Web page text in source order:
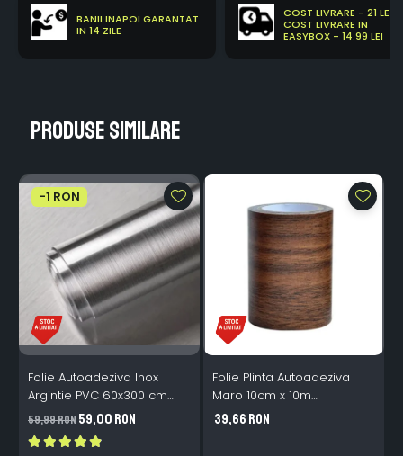
BANII INAPOI GARANTAT
IN 14 ZILE
COST LIVRARE - 21 LEI
COST LIVRARE IN
EASYBOX - 14.99 LEI
Produse similare
-1 RON
Folie Autoadeziva Inox
Argintie PVC 60x300 cm
Bucatarie Mobilier
59,99 RON59,00 RON
Folie Plinta Autoadeziva
Maro 10cm x 10m
Impermeabila Perete Scari
39,66 RON